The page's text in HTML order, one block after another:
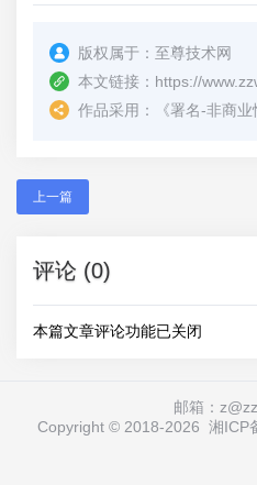
版权属于： 至尊技术网
本文链接： https://
作品采用：
《署名-非商业性使用-
上一篇
评论 (0)
本篇文章评论功能已关闭
邮箱：
Copyright © 2018-2026 湘ICP